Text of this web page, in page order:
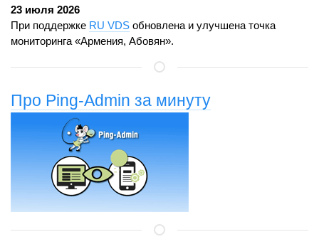
23 июля 2026
При поддержке RU VDS обновлена и улучшена точка
мониторинга «Армения, Абовян».
Про Ping-Admin за минуту